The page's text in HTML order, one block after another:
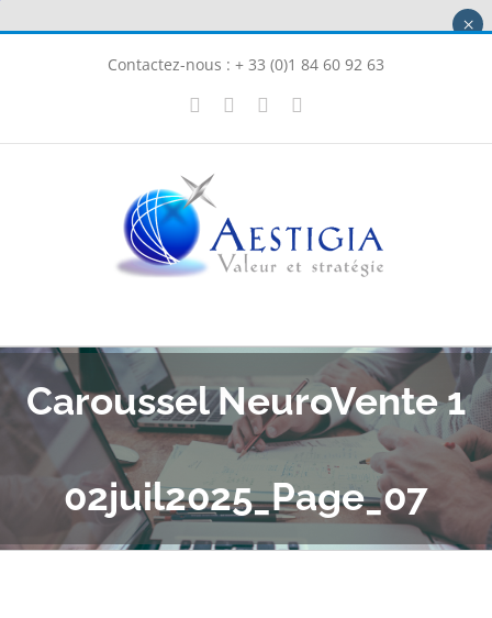
Contactez-nous : + 33 (0)1 84 60 92 63
LinkedInInstagram
Caroussel NeuroVente 1
02juil2025_Page_07
×